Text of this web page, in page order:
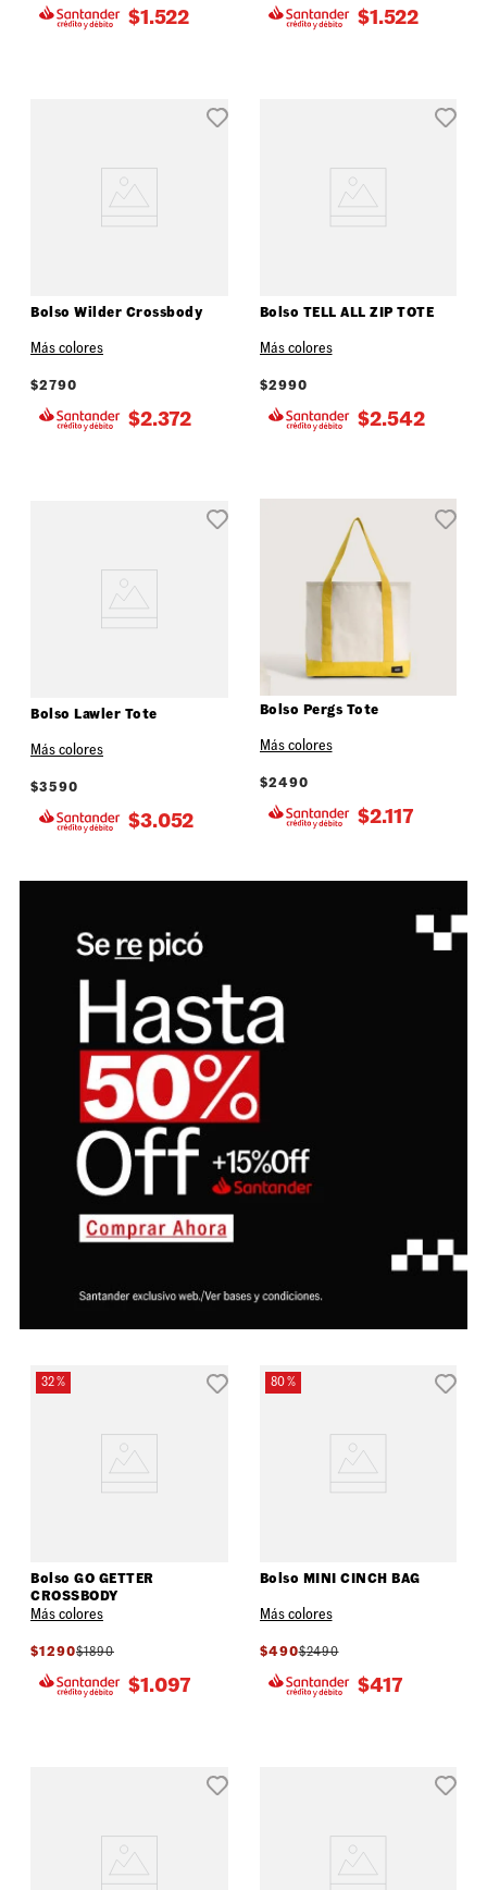
$1.522 $1.522
Bolso Wilder Crossbody
Más colores
$2790
$2.372
Bolso TELL ALL ZIP TOTE
Más colores
$2990
$2.542
Bolso Lawler Tote
Más colores
$3590
$3.052
Bolso Pergs Tote
Más colores
$2490
$2.117
32 %
Bolso GO GETTER
CROSSBODY
Más colores
$1290$1890
$1.097
80 %
Bolso MINI CINCH BAG
Más colores
$490$2490
$417